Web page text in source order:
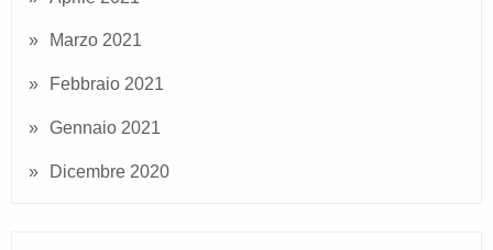
Marzo 2021
Febbraio 2021
Gennaio 2021
Dicembre 2020